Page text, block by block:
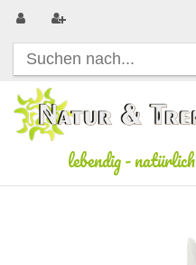
lebendig-natürlich